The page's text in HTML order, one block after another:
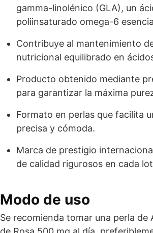
gamma-linolénico (GLA), un
poliinsaturado omega-6
Contribuye al mantenimiento
nutricional equilibrado en
Producto obtenido mediante
para garantizar la máxima
Formato en perlas que facilita
precisa y cómoda.
Marca de prestigio
de calidad rigurosos en cada
Modo de uso
Se recomienda tomar una perla de